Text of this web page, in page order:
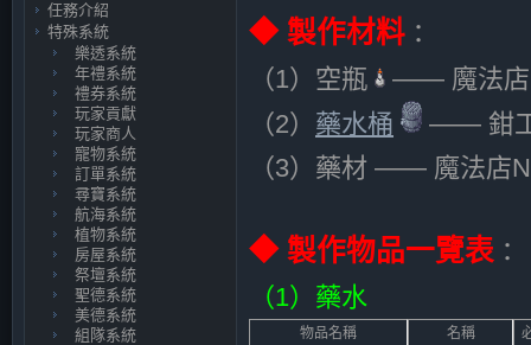
任務介紹
特殊系統
樂透系統
年禮系統
禮券系統
玩家貢獻
玩家商人
寵物系統
訂單系統
尋寶系統
航海系統
植物系統
房屋系統
祭壇系統
聖德系統
美德系統
組隊系統
◆ 製作材料 ：
（1）空瓶
—— 魔法店
（2） 藥水桶
—— 鉗工
（3）藥材 —— 魔法店
◆ 製作物品一覽表 ：
（1）藥水
物品名稱 名稱